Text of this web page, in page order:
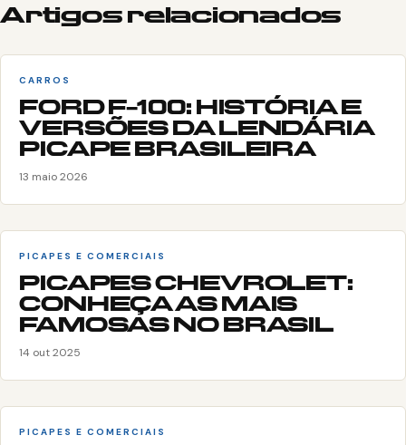
Artigos relacionados
CARROS
FORD F-100: HISTÓRIA E
VERSÕES DA LENDÁRIA
PICAPE BRASILEIRA
13 maio 2026
PICAPES E COMERCIAIS
PICAPES CHEVROLET:
CONHEÇA AS MAIS
FAMOSAS NO BRASIL
14 out 2025
PICAPES E COMERCIAIS